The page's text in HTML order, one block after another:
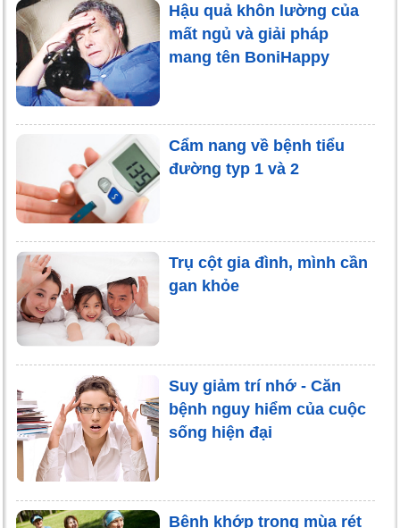
Hậu quả khôn lường của
mất ngủ và giải pháp
mang tên BoniHappy
Cẩm nang về bệnh tiểu
đường typ 1 và 2
Trụ cột gia đình, mình cần
gan khỏe
Suy giảm trí nhớ - Căn
bệnh nguy hiểm của cuộc
sống hiện đại
Bệnh khớp trong mùa rét